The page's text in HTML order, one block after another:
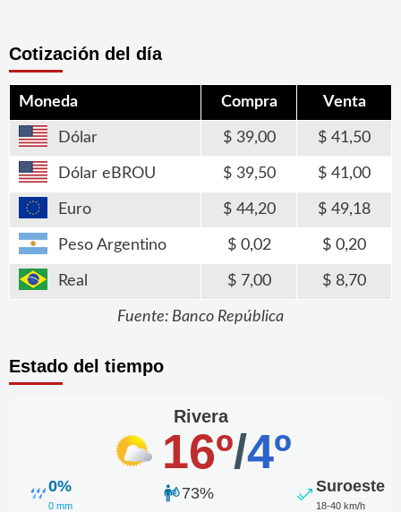
Cotización del día
Moneda Compra Venta
Dólar 39,00 41,50
Dólar eBROU 39,50 41,00
Euro 44,20 49,18
Peso Argentino 0,02 0,20
Real 7,00 8,70
Fuente: Banco República
Estado del tiempo
Rivera
16º/4º
0%
0 mm
73% Suroeste
18-40 km/h